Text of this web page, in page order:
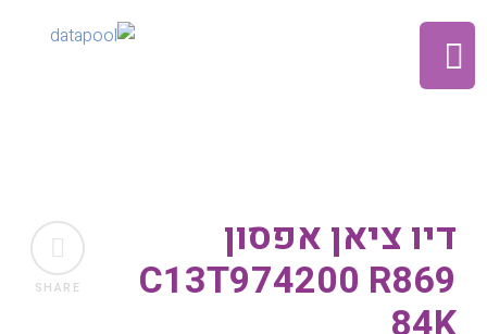
SHARE
דיו ציאן אפסון
C13T974200 R869